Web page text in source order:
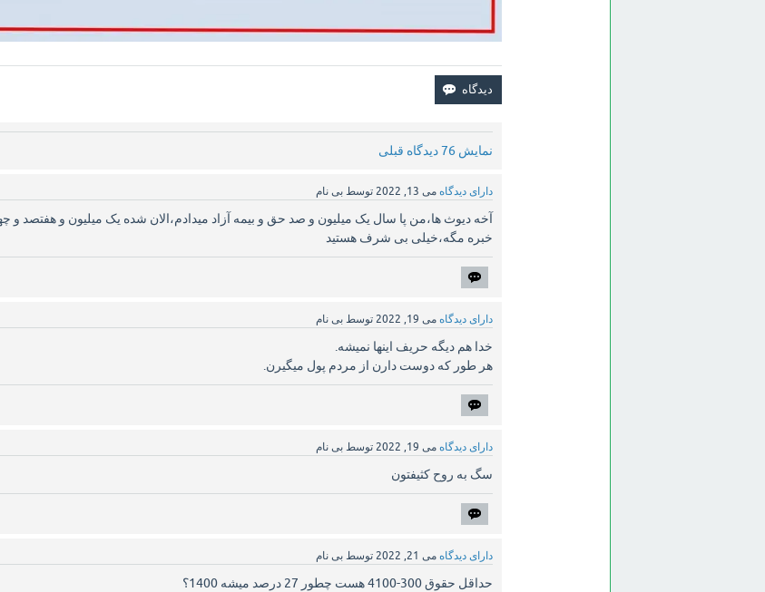
نمایش 76 دیدگاه قبلی
دارای دیدگاه می 13, 2022 توسط بی نام
آخه دیوث ها،من پا سال یک میلیون و صد حق و بیمه آزاد میدادم،الان شده یک میلیون و هفتصد و
خبره مگه،خیلی بی شرف هستید
دارای دیدگاه می 19, 2022 توسط بی نام
خدا هم دیگه حریف اینها نمیشه.
هر طور که دوست دارن از مردم پول میگیرن.
دارای دیدگاه می 19, 2022 توسط بی نام
سگ به روح کثیفتون
دارای دیدگاه می 21, 2022 توسط بی نام
حداقل حقوق 300-4100 هست چطور 27 درصد میشه 1400؟